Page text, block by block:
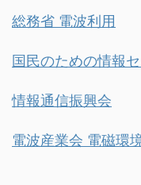
総務省 電波利用
国民のための情報
情報通信振興会
電波産業会 電磁環